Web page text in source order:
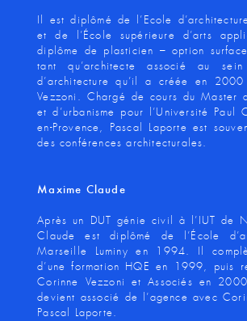
Il est diplômé de l’Ecole
et de l’École supérieure d’arts
diplôme de plasticien – option
tant qu’architecte associé au
d’architecture qu’il a créée en
Vezzoni. Chargé de cours du Master
et d’urbanisme pour l’Université Paul
en-Provence, Pascal Laporte est
des conférences architecturales.
Maxime Claude
Après un DUT génie civil à l’IUT de
Claude est diplômé de l’École
Marseille Luminy en 1994. Il
d’une formation HQE en 1999, puis
Corinne Vezzoni et Associés en
devient associé de l’agence avec
Pascal Laporte.